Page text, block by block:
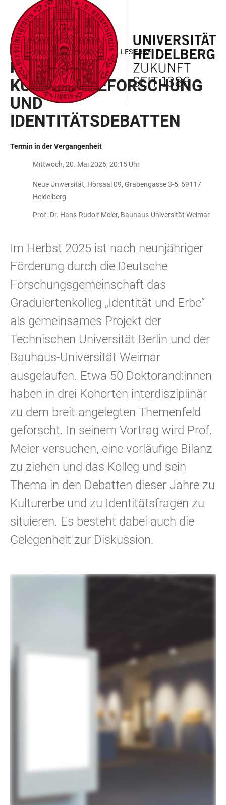
LINKS
ZUR
BARRIEREFREIHEIT
ZUM
HAUPTINHALT
HAUPTNAVIGATION
ÖFFNEN
WEBSEITENSUCHE
ÖFFNEN
HEIDELBERG ZENTRUM KULTURELLES ERBE
KRITISCHE
KULTURERBEFORSCHUNG
UND
IDENTITÄTSDEBATTEN
Termin in der Vergangenheit
Mittwoch, 20. Mai 2026, 20:15 Uhr
Neue Universität, Hörsaal 09, Grabengasse 3-5, 69117
Heidelberg
Prof. Dr. Hans-Rudolf Meier, Bauhaus-Universität Weimar
Im Herbst 2025 ist nach neunjähriger
Förderung durch die Deutsche
Forschungsgemeinschaft das
Graduiertenkolleg „Identität und Erbe“
als gemeinsames Projekt der
Technischen Universität Berlin und der
Bauhaus-Universität Weimar
ausgelaufen. Etwa 50 Doktorand:innen
haben in drei Kohorten interdisziplinär
zu dem breit angelegten Themenfeld
geforscht. In seinem Vortrag wird Prof.
Meier versuchen, eine vorläufige Bilanz
zu ziehen und das Kolleg und sein
Thema in den Debatten dieser Jahre zu
Kulturerbe und zu Identitätsfragen zu
situieren. Es besteht dabei auch die
Gelegenheit zur Diskussion.